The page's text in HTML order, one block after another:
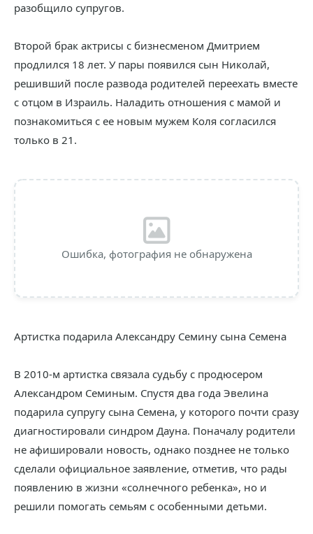
разобщило супругов.
Второй брак актрисы с бизнесменом Дмитрием
продлился 18 лет. У пары появился сын Николай,
решивший после развода родителей переехать вместе
с отцом в Израиль. Наладить отношения с мамой и
познакомиться с ее новым мужем Коля согласился
только в 21.
Ошибка, фотография не обнаружена
Артистка подарила Александру Семину сына Семена
В 2010-м артистка связала судьбу с продюсером
Александром Семиным. Спустя два года Эвелина
подарила супругу сына Семена, у которого почти сразу
диагностировали синдром Дауна. Поначалу родители
не афишировали новость, однако позднее не только
сделали официальное заявление, отметив, что рады
появлению в жизни «солнечного ребенка», но и
решили помогать семьям с особенными детьми.